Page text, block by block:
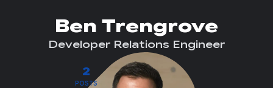
2
POSTS
Ben Trengrove
Developer Relations Engineer